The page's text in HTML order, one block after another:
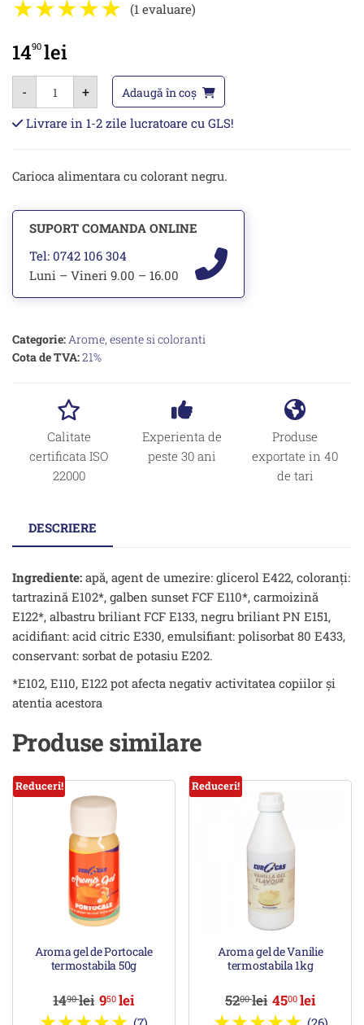
(1 evaluare)
1490 lei
-
Cantitate
Carioca
alimentara
neagra
+ Adaugă în coș
Livrare in 1-2 zile lucratoare cu GLS!
Carioca alimentara cu colorant negru.
SUPORT COMANDA ONLINE
Tel: 0742 106 304
Luni – Vineri 9.00 – 16.00
Categorie:Arome, esente si coloranti
Cota de TVA:21%
Calitate
certificata ISO
22000
Experienta de
peste 30 ani
Produse
exportate in 40
de tari
DESCRIERE
Ingrediente: apă, agent de umezire: glicerol E422, coloranți:
tartrazină E102*, galben sunset FCF E110*, carmoizină
E122*, albastru briliant FCF E133, negru briliant PN E151,
acidifiant: acid citric E330, emulsifiant: polisorbat 80 E433,
conservant: sorbat de potasiu E202.
*E102, E110, E122 pot afecta negativ activitatea copiilor și
atentia acestora
Produse similare
Reduceri!
Aroma gel de Portocale
termostabila 50g
1490lei 950lei
Reduceri!
Aroma gel de Vanilie
termostabila 1kg
5200lei 4500lei